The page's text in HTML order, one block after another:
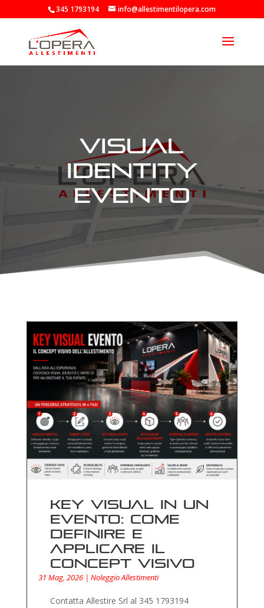
345 1793194 info@allestimentilopera.com
visual
identity
evento
Key visual in un
evento: come
definire e
applicare il
concept visivo
31 Mag, 2026| Noleggio Allestimenti
Contatta Allestire Srl al 345 1793194